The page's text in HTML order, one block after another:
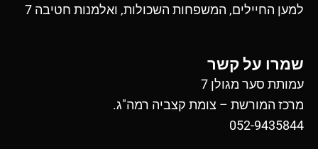
למען החיילים, המשפחות השכולות, ואלמנות חטיבה 7
שמרו על קשר
עמותת סער מגולן 7
מרכז המורשת – צומת קצביה רמה"ג.
052-9435844